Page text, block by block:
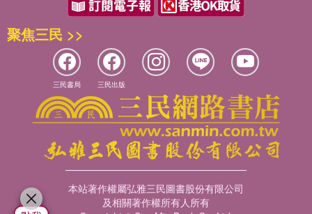
聚焦三民 >>
三民書局 三民出版
本站著作權屬弘雅三民圖書股份有限公司
及相關著作權所有人所有